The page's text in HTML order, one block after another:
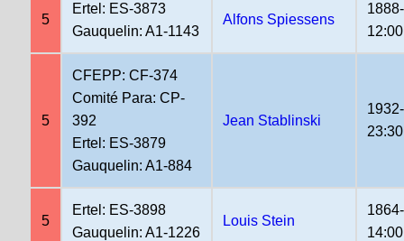
5
Ertel: ES-3873
Gauquelin: A1-1143
Alfons Spiessens
12:00
5
CFEPP: CF-374
Comité Para: CP-
392
Ertel: ES-3879
Gauquelin: A1-884
Jean Stablinski
23:30
5
Ertel: ES-3898
Gauquelin: A1-1226
Louis Stein
14:00